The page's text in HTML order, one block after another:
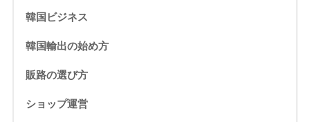
韓国ビジネス
韓国輸出の始め方
販路の選び方
ショップ運営